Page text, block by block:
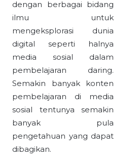
dengan berbagai bidang
ilmu untuk
mengeksplorasi dunia
digital seperti halnya
media sosial dalam
pembelajaran daring.
Semakin banyak konten
pembelajaran di media
sosial tentunya semakin
banyak pula
pengetahuan yang dapat
dibagikan.